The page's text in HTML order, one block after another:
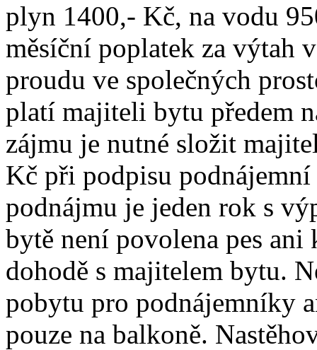
plyn 1400,- Kč, na vodu
měsíční poplatek za výtah
proudu ve společných
platí majiteli bytu předem
zájmu je nutné složit
Kč při podpisu
podnájmu je jeden rok s
bytě není povolena pes
dohodě s majitelem bytu.
pobytu pro podnájemníky
pouze na balkoně.